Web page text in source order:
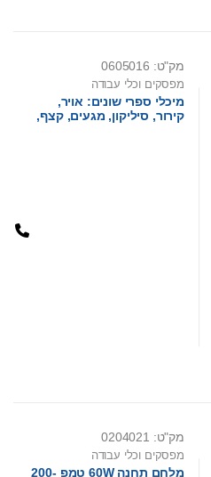
מק"ט: 0605016
מפסקים וכלי עבודה
מיכלי ספרי שונים: אויר,
קירור, סיליקון, מגעים, קצף,
מק"ט: 0204021
מפסקים וכלי עבודה
מלחם תחנה 60W טמפ 200-